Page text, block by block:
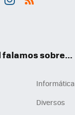
falamos sobre...
Informática
Diversos